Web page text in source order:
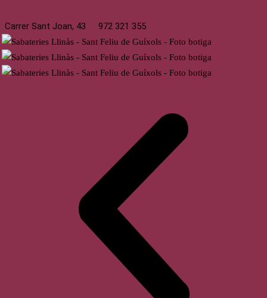
Carrer Sant Joan, 43 972 321 355